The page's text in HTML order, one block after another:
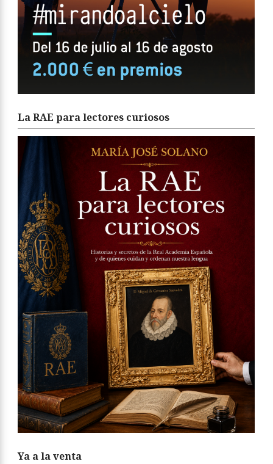
La RAE para lectores curiosos
Ya a la venta